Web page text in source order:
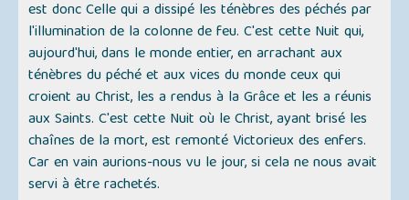
est donc Celle qui a dissipé les ténèbres des péchés par
l'illumination de la colonne de feu. C'est cette Nuit qui,
aujourd'hui, dans le monde entier, en arrachant aux
ténèbres du péché et aux vices du monde ceux qui
croient au Christ, les a rendus à la Grâce et les a réunis
aux Saints. C'est cette Nuit où le Christ, ayant brisé les
chaînes de la mort, est remonté Victorieux des enfers.
Car en vain aurions-nous vu le jour, si cela ne nous avait
servi à être rachetés.